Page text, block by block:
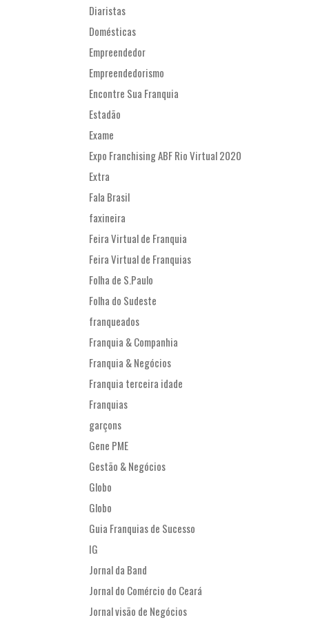
Diaristas
Domésticas
Empreendedor
Empreendedorismo
Encontre Sua Franquia
Estadão
Exame
Expo Franchising ABF Rio Virtual 2020
Extra
Fala Brasil
faxineira
Feira Virtual de Franquia
Feira Virtual de Franquias
Folha de S.Paulo
Folha do Sudeste
franqueados
Franquia & Companhia
Franquia & Negócios
Franquia terceira idade
Franquias
garçons
Gene PME
Gestão & Negócios
Globo
Globo
Guia Franquias de Sucesso
IG
Jornal da Band
Jornal do Comércio do Ceará
Jornal visão de Negócios